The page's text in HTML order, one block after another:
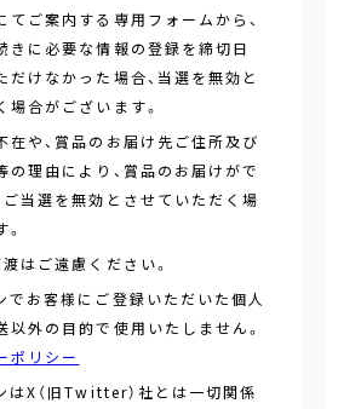
てご案内する専用フォームから、
きに必要な情報の登録を締切日
だけなかった場合、当選を無効と
場合がございます。
在や、賞品のお届け先ご住所及び
の理由により、賞品のお届けがで
ご当選を無効とさせていただく場
はご遠慮ください。
でお客様にご登録いただいた個人
以外の目的で使用いたしません。
ポリシー
はX（旧Twitter）社とは一切関係